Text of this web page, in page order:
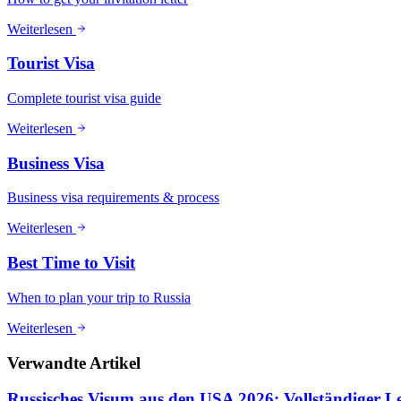
Weiterlesen
Tourist Visa
Complete tourist visa guide
Weiterlesen
Business Visa
Business visa requirements & process
Weiterlesen
Best Time to Visit
When to plan your trip to Russia
Weiterlesen
Verwandte Artikel